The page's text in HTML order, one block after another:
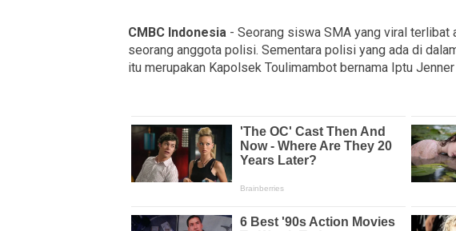
CMBC Indonesia - Seorang siswa SMA yang viral terlibat
seorang anggota polisi. Sementara polisi yang ada di
itu merupakan Kapolsek Toulimambot bernama Iptu